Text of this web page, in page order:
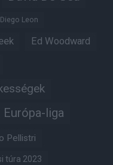
Diego Leon
Ed Woodward
Európa-liga
Pellistri
túra 2023